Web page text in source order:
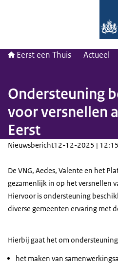
Eerst een Thuis Actueel
Ondersteuning
voor versnellen
Eerst
Nieuwsbericht12-12-2025 | 12:15
De VNG, Aedes, Valente en het
gezamenlijk in op het versnellen
Hiervoor is ondersteuning
diverse gemeenten ervaring met
Hierbij gaat het om
het maken van